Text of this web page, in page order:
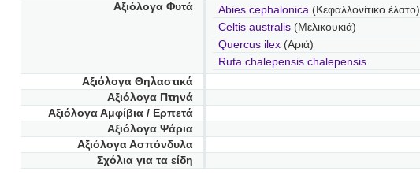
Αξιόλογα Φυτά
Abies cephalonica (Κεφαλλονίτικο έλατο)
Celtis australis (Μελικουκιά)
Quercus ilex (Αριά)
Ruta chalepensis chalepensis
Αξιόλογα Θηλαστικά
Αξιόλογα Πτηνά
Αξιόλογα Αμφίβια / Ερπετά
Αξιόλογα Ψάρια
Αξιόλογα Ασπόνδυλα
Σχόλια για τα είδη